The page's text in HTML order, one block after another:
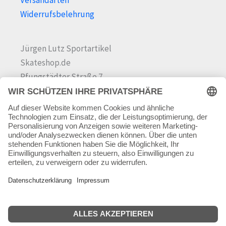
Widerrufsbelehrung
Jürgen Lutz Sportartikel
Skateshop.de
Pfungstädter Straße 7
64342 Seeheim-Jugenheim
Tel.06257 868181
Mail:info@skateshop.de
Warenkorb
Mein Konto